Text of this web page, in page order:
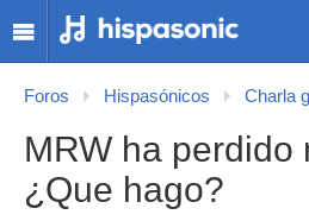
Foros Hispasónicos Charla
MRW ha perdido
¿Que hago?